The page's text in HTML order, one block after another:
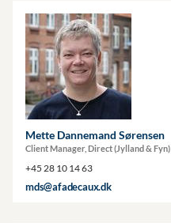
Mette Dannemand Sørensen
Client Manager, Direct (Jylland & Fyn)
+45 28 10 14 63
mds@afadecaux.dk